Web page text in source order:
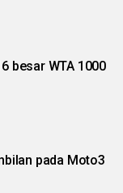
besar WTA 1000
pada Moto3